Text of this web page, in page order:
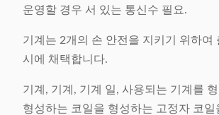
운영할 경우 서 있는 통신수 필요.
기계는 2개의 손 안전을 지키기 위하여
시에 채택합니다.
기계, 기계, 기계 일, 사용되는 기계를
형성하는 코일을 형성하는 고정자 코일